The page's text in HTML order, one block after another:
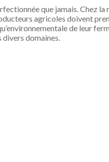
que jamais. Chez
agricoles doivent
de leur
divers domaines.